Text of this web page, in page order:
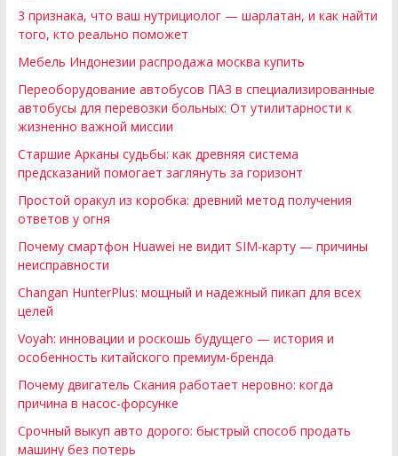
3 признака, что ваш нутрициолог — шарлатан, и как найти
того, кто реально поможет
Мебель Индонезии распродажа москва купить
Переоборудование автобусов ПАЗ в специализированные
автобусы для перевозки больных: От утилитарности к
жизненно важной миссии
Старшие Арканы судьбы: как древняя система
предсказаний помогает заглянуть за горизонт
Простой оракул из коробка: древний метод получения
ответов у огня
Почему смартфон Huawei не видит SIM-карту — причины
неисправности
Changan HunterPlus: мощный и надежный пикап для всех
целей
Voyah: инновации и роскошь будущего — история и
особенность китайского премиум-бренда
Почему двигатель Скания работает неровно: когда
причина в насос-форсунке
Срочный выкуп авто дорого: быстрый способ продать
машину без потерь